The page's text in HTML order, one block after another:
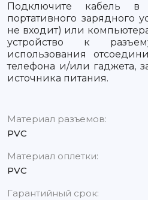
Подключите кабель в
портативного зарядного
не входит) или
устройство к
использования
телефона и/или гаджета,
источника питания.
Материал разъемов:
PVC
Материал оплетки:
PVC
Гарантийный срок: